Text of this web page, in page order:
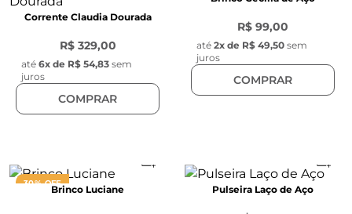
Corrente Claudia Dourada
R$ 329,00
até 6x de R$ 54,83 sem
juros
COMPRAR
R$ 99,00
até 2x de R$ 49,50 sem
juros
COMPRAR
30% OFF
Brinco Luciane Pulseira Laço de Aço